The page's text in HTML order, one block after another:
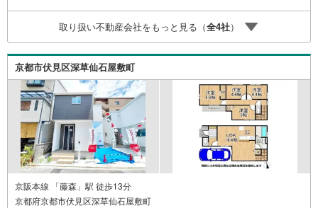
銀行と繋がりがあるため、最も低金利になるように審査が
可能！4.物件のお引渡し後に必要になったお家のリフォー
ムも弊社のリフォームプランナーがご提案！弊社は専門家
同士が連携をとっているため、より多くの知見がございま
す。お気軽にお問合せください！
取り扱い不動産会社をもっと見る（全4社）
京都市伏見区深草仙石屋敷町
京阪本線 「藤森」駅 徒歩13分
京都府京都市伏見区深草仙石屋敷町